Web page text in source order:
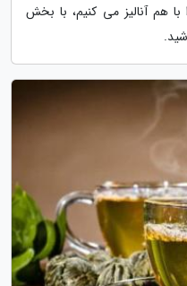
با هم آنالیز می کنیم، با بخش